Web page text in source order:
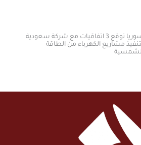
توقع 3 اتفاقيات مع شركة سعودية
الكهرباء من الطاقة